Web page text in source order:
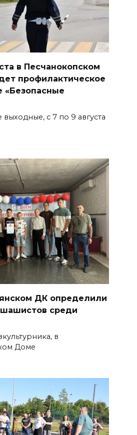
19:19
из-за аварии
18:42
области более
бесплатно
НОВОСТЕЙ
в Песчанокопском
профилактическое
«Безопасные
с 7 по 9 августа
ДК определили
среди
в
Доме